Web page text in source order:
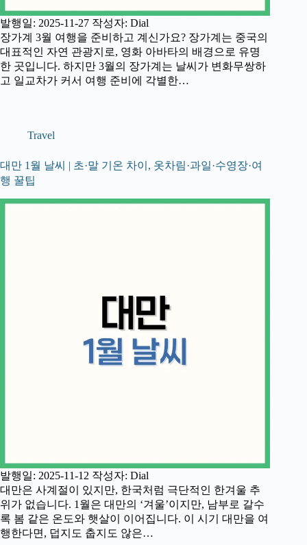
발행일: 2025-11-27 작성자: Dial
장가계 3월 여행을 준비하고 계신가요? 장가계는 중국의
대표적인 자연 관광지로, 영화 아바타의 배경으로 유명
한 곳입니다. 하지만 3월의 장가계는 날씨가 변화무쌍하
고 일교차가 커서 여행 준비에 각별한…
Travel
대만 1월 날씨 | 초·말 기온 차이, 옷차림·과일·수영장·여
행 꿀팁
발행일: 2025-11-12 작성자: Dial
대만은 사계절이 있지만, 한국처럼 극단적인 한겨울 추
위가 없습니다. 1월은 대만의 ‘겨울’이지만, 남부로 갈수
록 봄 같은 온도와 햇살이 이어집니다. 이 시기 대만을 여
행한다면, 덥지도 춥지도 않은…